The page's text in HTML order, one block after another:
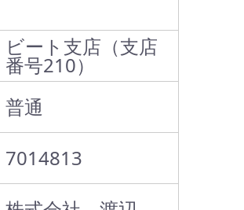
ビート支店（支店
番号210）
普通
7014813